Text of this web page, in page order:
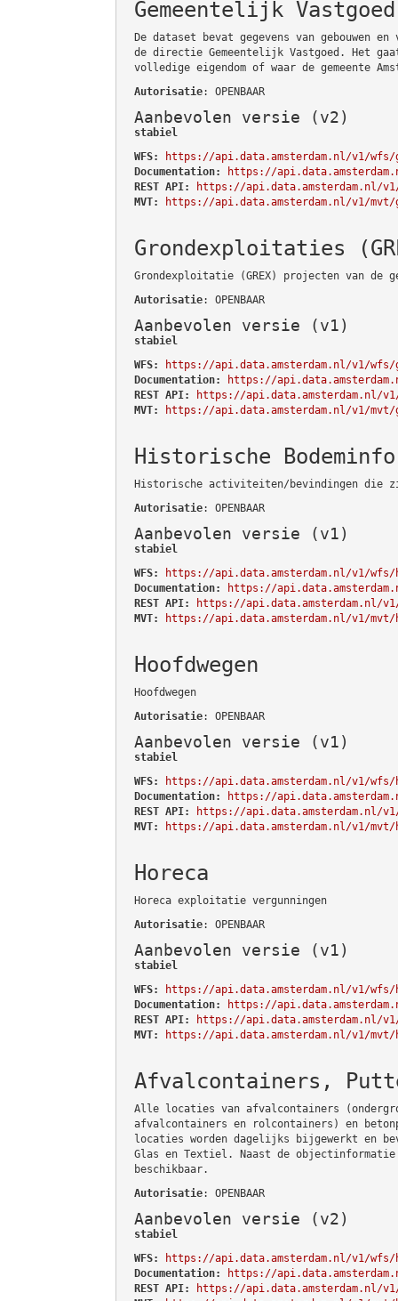
Gemeentelijk Vastgoed
De dataset bevat gegevens van gebouwen
de directie Gemeentelijk Vastgoed. Het
volledige eigendom of waar de gemeente
Autorisatie: OPENBAAR
Aanbevolen versie (v2)
stabiel
WFS:
https://api.data.amsterdam.nl/v1/wfs/
Documentation:
https://
REST API:
https://api.data.amsterdam.nl/
MVT:
https://api.data.amsterdam.nl/v1/mvt/
Grondexploitaties
Grondexploitatie (GREX) projecten van de
Autorisatie: OPENBAAR
Aanbevolen versie (v1)
stabiel
WFS:
https://api.data.amsterdam.nl/v1/wfs/
Documentation:
https://
REST API:
https://api.data.amsterdam.nl/
MVT:
https://api.data.amsterdam.nl/v1/mvt/
Historische
Historische activiteiten/bevindingen die
Autorisatie: OPENBAAR
Aanbevolen versie (v1)
stabiel
WFS:
https://api.data.amsterdam.nl/v1/wfs/
Documentation:
https://
REST API:
https://api.data.amsterdam.nl/
MVT:
https://api.data.amsterdam.nl/v1/mvt/
Hoofdwegen
Hoofdwegen
Autorisatie: OPENBAAR
Aanbevolen versie (v1)
stabiel
WFS:
https://api.data.amsterdam.nl/v1/wfs/
Documentation:
https://
REST API:
https://api.data.amsterdam.nl/
MVT:
https://api.data.amsterdam.nl/v1/mvt/
Horeca
Horeca exploitatie vergunningen
Autorisatie: OPENBAAR
Aanbevolen versie (v1)
stabiel
WFS:
https://api.data.amsterdam.nl/v1/wfs/
Documentation:
https://
REST API:
https://api.data.amsterdam.nl/
MVT:
https://api.data.amsterdam.nl/v1/mvt/
Afvalcontainers,
Alle locaties van afvalcontainers
afvalcontainers en rolcontainers) en
locaties worden dagelijks bijgewerkt en
Glas en Textiel. Naast de objectinformatie
beschikbaar.
Autorisatie: OPENBAAR
Aanbevolen versie (v2)
stabiel
WFS:
https://api.data.amsterdam.nl/v1/
Documentation:
https://
REST API:
https://api.data.amsterdam.nl/